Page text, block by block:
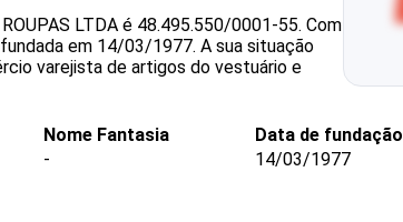
LTDA é 48.495.550/0001-55. Com
fundada em 14/03/1977. A sua situação
varejista de artigos do vestuário e
Nome Fantasia
-
Data de fundação
14/03/1977